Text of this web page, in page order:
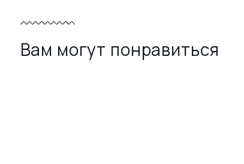
Вам могут понравиться